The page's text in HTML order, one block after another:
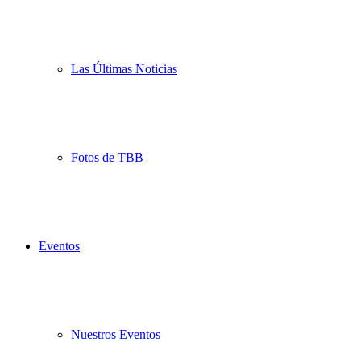
Las Últimas Noticias
Fotos de TBB
Eventos
Nuestros Eventos